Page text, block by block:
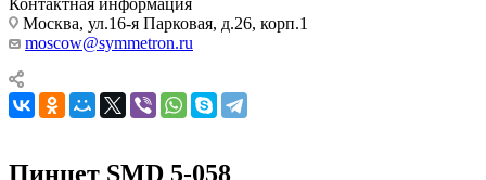
Контактная информация
Москва, ул.16-я Парковая, д.26, корп.1
moscow@symmetron.ru
Пинцет SMD 5-058